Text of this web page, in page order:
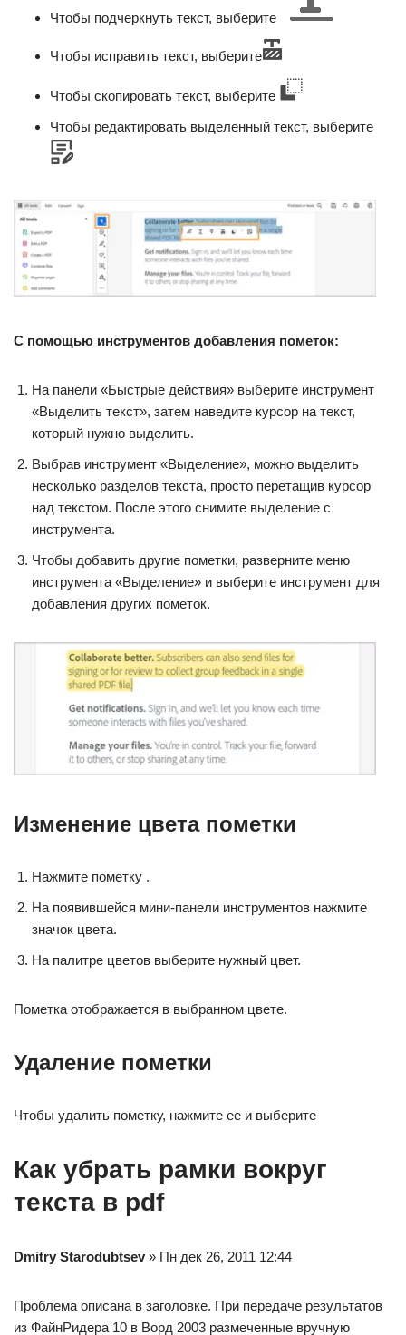
Чтобы подчеркнуть текст, выберите
Чтобы исправить текст, выберите
Чтобы скопировать текст, выберите
Чтобы редактировать выделенный текст, выберите
С помощью инструментов добавления пометок:
На панели «Быстрые действия» выберите инструмент
«Выделить текст», затем наведите курсор на текст,
который нужно выделить.
Выбрав инструмент «Выделение», можно выделить
несколько разделов текста, просто перетащив курсор
над текстом. После этого снимите выделение с
инструмента.
Чтобы добавить другие пометки, разверните меню
инструмента «Выделение» и выберите инструмент для
добавления других пометок.
Изменение цвета пометки
Нажмите пометку .
На появившейся мини-панели инструментов нажмите
значок цвета.
На палитре цветов выберите нужный цвет.
Пометка отображается в выбранном цвете.
Удаление пометки
Чтобы удалить пометку, нажмите ее и выберите
Как убрать рамки вокруг
текста в pdf
Dmitry Starodubtsev » Пн дек 26, 2011 12:44
Проблема описана в заголовке. При передаче результатов
из ФайнРидера 10 в Ворд 2003 размеченные вручную